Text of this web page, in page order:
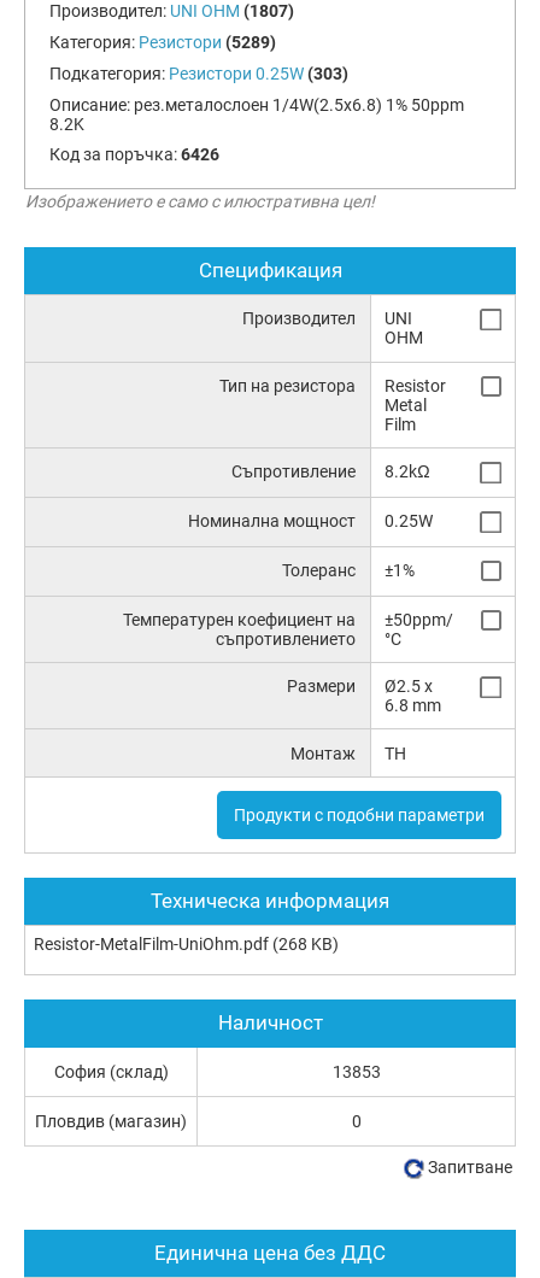
Производител: UNI OHM (1807)
Категория: Резистори (5289)
Подкатегория: Резистори 0.25W (303)
Описание: рез.металослоен 1/4W(2.5x6.8) 1% 50ppm
8.2K
Код за поръчка:6426
Изображението е само с илюстративна цел!
Спецификация
Производител
UNI
OHM
Тип на резистора
Resistor
Metal
Film
Съпротивление 8.2kΩ
Номинална мощност 0.25W
Толеранс ±1%
Температурен коефициент на
съпротивлението
±50ppm/
°C
Размери
Ø2.5 x
6.8 mm
Монтаж TH
Продукти с подобни параметри
Техническа информация
Resistor-MetalFilm-UniOhm.pdf (268 KB)
Единична цена без ДДС
Наличност
София (склад) 13853
Пловдив (магазин) 0
Запитване